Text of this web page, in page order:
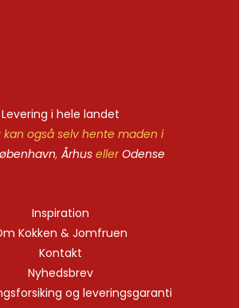
Levering i hele landet
kan også selv hente maden i
, ÅrhusellerOdense
Inspiration
Kokken & Jomfruen
Kontakt
Nyhedsbrev
og leveringsgaranti